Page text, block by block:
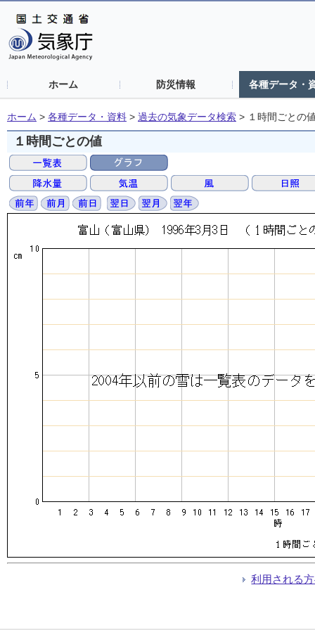
ホーム 防災情報 各種データ・
ホーム > 各種データ・資料 > 過去の気象データ検索 > １時間ごとの
１時間ごとの値
利用される